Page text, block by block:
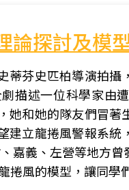
論探討及模
蒂芬史匹柏導演拍攝
描述一位科學家由
她和她的隊友們冒著
建立龍捲風警報系統
嘉義、左營等地方
捲風的模型，讓同學